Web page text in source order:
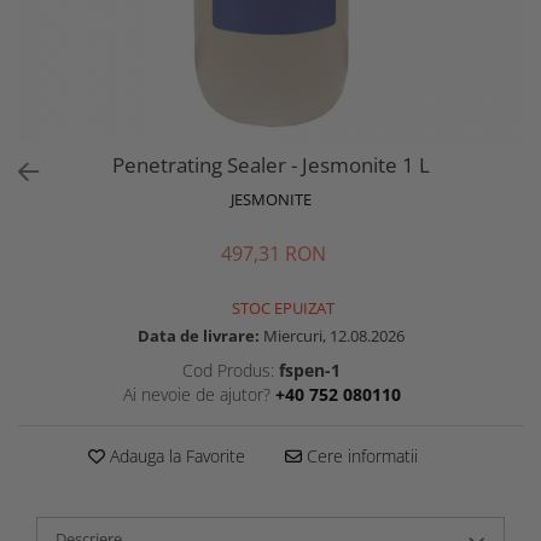
Penetrating Sealer - Jesmonite 1 L
JESMONITE
497,31 RON
STOC EPUIZAT
Data de livrare: Miercuri, 12.08.2026
Cod Produs: fspen-1
Ai nevoie de ajutor? +40 752 080110
Adauga la Favorite Cere informatii